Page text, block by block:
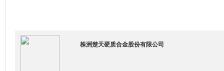
株洲楚天硬质合金股份有限公司